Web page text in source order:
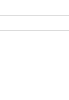
do